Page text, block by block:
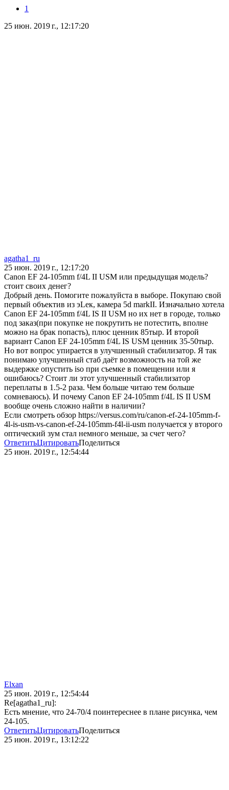
1
25 июн. 2019 г., 12:17:20
agatha1_ru
25 июн. 2019 г., 12:17:20
Canon EF 24-105mm f/4L II USM или предыдущая модель?
стоит своих денег?
Добрый день. Помогите пожалуйста в выборе. Покупаю свой
первый объектив из эLек, камера 5d markII. Изначально хотела
Canon EF 24-105mm f/4L IS II USM но их нет в городе, только
под заказ(при покупке не покрутить не потестить, вполне
можно на брак попасть), плюс ценник 85тыр. И второй
вариант Canon EF 24-105mm f/4L IS USM ценник 35-50тыр.
Но вот вопрос упирается в улучшенный стабилизатор. Я так
понимаю улучшенный стаб даёт возможность на той же
выдержке опустить iso при съемке в помещении или я
ошибаюсь? Стоит ли этот улучшенный стабилизатор
переплаты в 1.5-2 раза. Чем больше читаю тем больше
сомневаюсь). И почему Canon EF 24-105mm f/4L IS II USM
вообще очень сложно найти в наличии?
Если смотреть обзор https://versus.com/ru/canon-ef-24-105mm-f-
4l-is-usm-vs-canon-ef-24-105mm-f4l-ii-usm получается у второго
оптический зум стал немного меньше, за счет чего?
ОтветитьЦитироватьПоделиться
25 июн. 2019 г., 12:54:44
Elxan
25 июн. 2019 г., 12:54:44
Re[agatha1_ru]:
Есть мнение, что 24-70/4 поинтереснее в плане рисунка, чем
24-105.
ОтветитьЦитироватьПоделиться
25 июн. 2019 г., 13:12:22